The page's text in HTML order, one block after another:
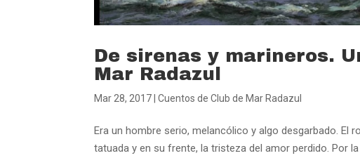
De sirenas y marineros.
Mar Radazul
Mar 28, 2017 |Cuentos de Club de Mar Radazul
Era un hombre serio, melancólico y algo desgarbado. El
tatuada y en su frente, la tristeza del amor perdido. Por